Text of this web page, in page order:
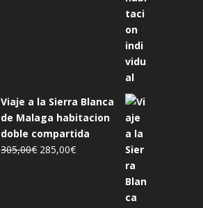
Viaje a la Sierra Blanca
de Malaga habitacion
doble compartida
305,00€ El
285,00€El